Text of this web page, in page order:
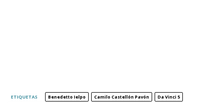
ETIQUETAS Benedetto Ielpo Camilo Castellón Pavón
Da Vinci 5